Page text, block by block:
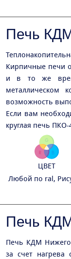
Печь
Кирпичные печи
и в то же
металлическом
возможность
Если вам
круглая печь
ЦВЕТ
Любой по ral,
Печь
Печь КДМ
за счет нагрева